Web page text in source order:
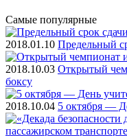
Самые популярные
2018.01.10 Предельный
2018.10.03 Открытый
боксу
2018.10.04 5 октября —